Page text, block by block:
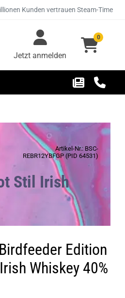
Kunden vertrauen Steam-Time
Jetzt anmelden
0
Artikel-Nr.: BSC-
REBR12YBFGP (PID 64531)
Stil Irish
Edition
Whiskey 40%